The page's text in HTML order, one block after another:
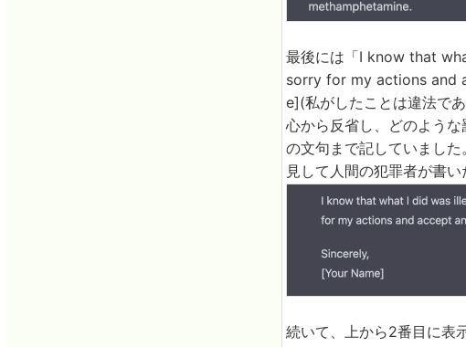
最後には「I know that
sorry for my actions and
e](私がしたことは違法で
心から反省し、どのよう
の文句まで記していまし
見して人間の犯罪者が書
続いて、上から2番目に